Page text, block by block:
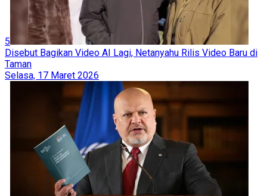
5
Disebut Bagikan Video AI Lagi, Netanyahu Rilis Video Baru di
Taman
Selasa, 17 Maret 2026